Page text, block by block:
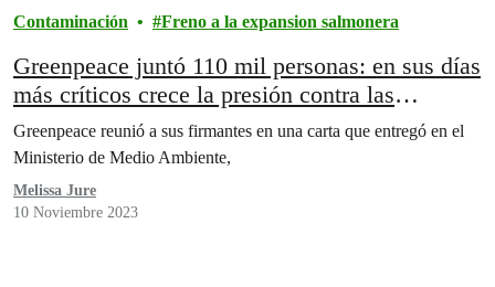
Contaminación Freno a la expansion salmonera
Greenpeace juntó 110 mil personas: en sus días
más críticos crece la presión contra las
salmoneras
Greenpeace reunió a sus firmantes en una carta que entregó en el
Ministerio de Medio Ambiente,
Melissa Jure
10 Noviembre 2023